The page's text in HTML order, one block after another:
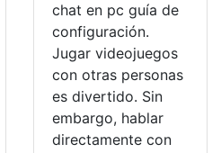
chat en pc guía de
configuración.
Jugar videojuegos
con otras personas
es divertido. Sin
embargo, hablar
directamente con